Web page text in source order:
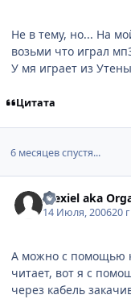
Не в тему, но... На
возьми что играл
У мя играет из
Цитата
6 месяцев спустя...
Alexiel aka
14 Июля, 200620 г
А можно с помощью
читает, вот я с
через кабель